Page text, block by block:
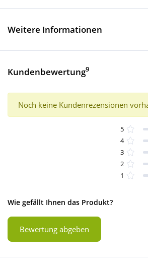
Weitere Informationen
Kundenbewertung9
Noch keine Kundenrezensionen
5
4
3
2
1
Wie gefällt Ihnen das Produkt?
Bewertung abgeben